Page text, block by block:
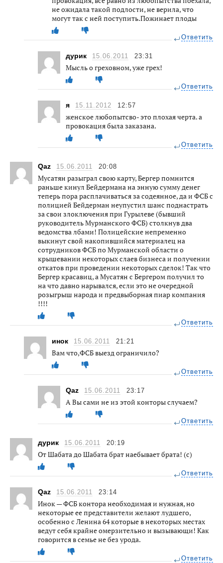
не ожидала такой подлости, не верила, что
могут так с ней поступить.Пожинает плоды
Ответить
дурик 15.06.2011 23:31
Мысль о греховном, уже грех!
Ответить
я 15.11.2012 12:57
женское любопытсво- это плохая черта. а
провокация была заказана.
Ответить
Qaz 15.06.2011 20:08
Мусатян разыграл свою карту, Бергер помнится
раньше кинул Бейдермана на энную сумму денег
теперь пора расплачиваться за содеянное, да и ФСБ с
полицией Бейдерман неупустил шанс поднастрать
за свои злоключения при Гурылеве (бывший
руководитель Мурманского ФСБ) столкнув два
ведомства лбами! Полицейские непременно
выкинут свой накопившийся материалец на
сотрудников ФСБ по Мурманской области о
крышевании некоторых слаев бизнеса и получении
откатов при проведении некоторых сделок! Так что
Бергер красавиц, а Мусатян с Бергером получил то
на что давно нарывался, если это не очередной
розыгрыш народа и предвыборная пиар компания
!!!!
Ответить
инок 15.06.2011 21:21
Вам что,ФСБ выезд ограничило?
Ответить
Qaz 15.06.2011 23:17
А Вы сами не из этой конторы случаем?
Ответить
дурик 15.06.2011 20:19
От Шабата до Шабата брат наебывает брата! (с)
Ответить
Qaz 15.06.2011 23:14
Инок — ФСБ контора необходимая и нужная, но
некоторые ее представители желают лудшего,
особенно с Ленина 64 которые в некоторых местах
ведут себя крайне омерзительно и вызывающи! Как
говорится в семье не без урода.
Ответить